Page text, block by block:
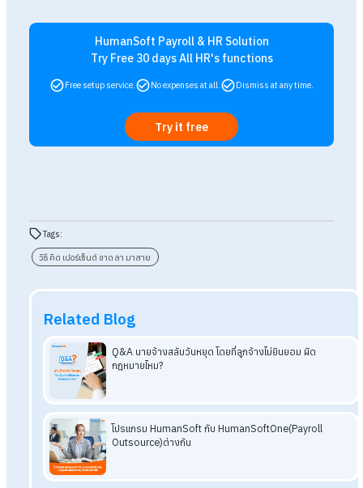
2. สูตรคำนวณเปอร์เซ็นต์มาสาย แบบคิดเป็นนาที
(จำนวนนาทีที่สาย ÷ จำนวนนาทีทำงานทั้งหมดในเดือน) × 100 =
การมาสาย
บริษัททำงาน 8 ชั่วโมง/วัน = 480 นาที/วัน เดือนนี้มีวัน
ทำงาน 22 วัน = 10,560 นาที พนักงาน D มาสาย 25 นาที
**วิธีนี้เหมาะกับบริษัทที่ต้องการความละเอียดมากขึ้น หรือมีระบบ
Time Attendanceเชื่อมต่ออัตโนมัติ
สรุป วิธีคิดเปอร์เซ็นต์ขาด ลา มาสาย คู่มื
คำนวณสำหรับ HR มือใหม่
การคำนวณเปอร์เซ็นต์การขาด ลา มาสาย เป็นทักษะพื้นฐานที่ HR
ใหม่ต้องรู้ เพราะช่วยให้การรายงานข้อมูลมีความถูกต้อง เห็นภาพ
พนักงานชัดเจน และใช้ประกอบการประเมินผลงานได้อย่างมีมาตร
หากเข้าใจสูตรเหล่านี้ ก็จะช่วยให้การทำงาน HR ราบรื่นและเป็นระ
มากขึ้นในทุกองค์กร